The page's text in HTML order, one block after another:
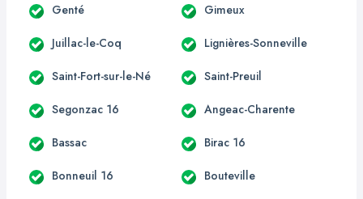
Genté Gimeux
Juillac-le-Coq Lignières-Sonneville
Saint-Fort-sur-le-Né Saint-Preuil
Segonzac 16 Angeac-Charente
Bassac Birac 16
Bonneuil 16 Bouteville